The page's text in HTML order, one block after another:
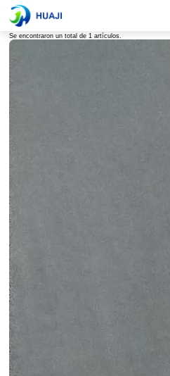
Lista de etiquetas
Se encontraron un total de 1 artículos.